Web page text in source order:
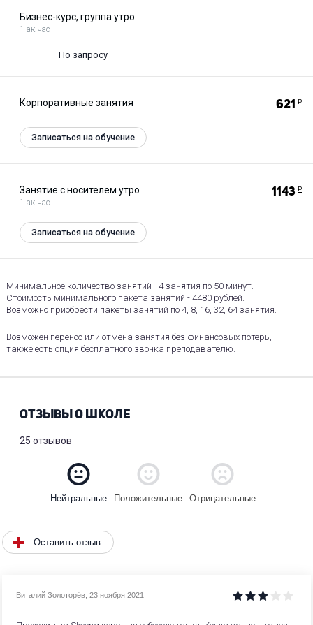
Бизнес-курс, группа утро
1 ак.час
По запросу
Корпоративные занятия 621 Р
Записаться на обучение
Занятие с носителем утро
1 ак.час
1143 Р
Записаться на обучение
Минимальное количество занятий - 4 занятия по 50 минут.
Стоимость минимального пакета занятий - 4480 рублей.
Возможно приобрести пакеты занятий по 4, 8, 16, 32, 64 занятия.
Возможен перенос или отмена занятия без финансовых потерь,
также есть опция бесплатного звонка преподавателю.
ОТЗЫВЫ О ШКОЛЕ
25 отзывов
Нейтральные Положительные Отрицательные
Оставить отзыв
Виталий Золоторёв, 23 ноября 2021